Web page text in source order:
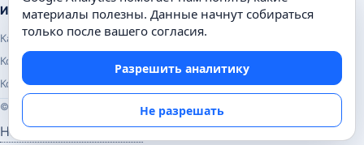
Информация
Карта сайта
Контакты
Конфиденциальность
© Почемуха.ру, 2010–2026
Настройки аналитики
материалы полезны. Данные начнут собираться
только после вашего согласия.
Разрешить аналитику
Не разрешать